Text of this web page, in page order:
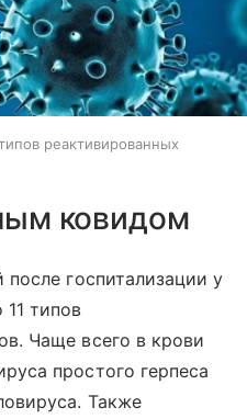
реактивированных
ковидом
госпитализации у
типов
Чаще всего в крови
простого герпеса
Также